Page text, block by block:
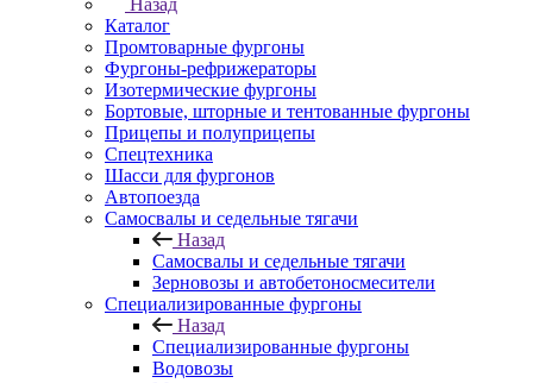
Назад
Каталог
Промтоварные фургоны
Фургоны-рефрижераторы
Изотермические фургоны
Бортовые, шторные и тентованные фургоны
Прицепы и полуприцепы
Спецтехника
Шасси для фургонов
Автопоезда
Самосвалы и седельные тягачи
Назад
Самосвалы и седельные тягачи
Зерновозы и автобетоносмесители
Специализированные фургоны
Назад
Специализированные фургоны
Водовозы